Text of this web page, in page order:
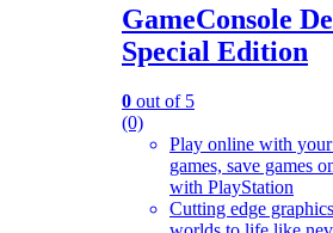
GameConsole
Special Edition
0 out of 5
(0)
Play online with
games, save games
with PlayStation
Cutting edge